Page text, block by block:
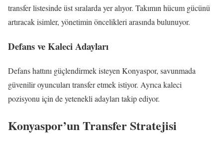
transfer listesinde üst sıralarda yer alıyor. Takımın hücum gücünü
artıracak isimler, yönetimin öncelikleri arasında bulunuyor.
Defans ve Kaleci Adayları
Defans hattını güçlendirmek isteyen Konyaspor, savunmada
güvenilir oyuncuları transfer etmek istiyor. Ayrıca kaleci
pozisyonu için de yetenekli adayları takip ediyor.
Konyaspor’un Transfer Stratejisi